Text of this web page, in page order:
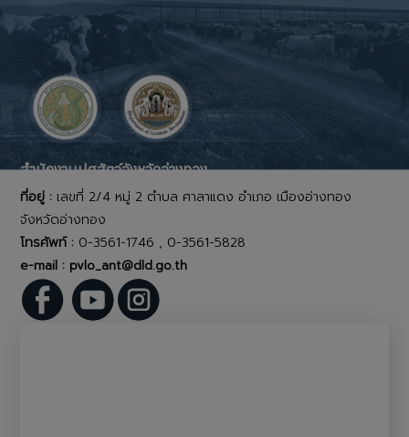
สำนักงานปศุสัตว์จังหวัดอ่างทอง
ที่อยู่ : เลขที่ 2/4 หมู่ 2 ตำบล ศาลาแดง อำเภอ เมืองอ่างทอง
จังหวัดอ่างทอง
โทรศัพท์ : 0-3561-1746 , 0-3561-5828
e-mail : pvlo_ant@dld.go.th